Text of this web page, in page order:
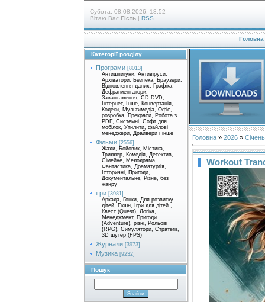
Субота, 08.08.2026, 18:52
Вітаю Вас Гість | RSS
Головна
Категорії розділу
Програми [8013]
Антишпигуни, Антивіруси,
Архіватори, Безпека, Браузери,
Відновлення даних, Графіка,
Дефрагментатори,
Завантаження, CD-DVD,
Інтернет, Інше, Конвертація,
Кодеки, Мультимедіа, Офіс,
розробка, Прекраси, Робота з
PDF, Системні, Софт для
мобілок, Утилити, файлові
менеджери, Драйвери і інше
Фільми [2556]
Жахи, Бойовик, Містика,
Триллер, Комедія, Детектив,
Сімейне, Мелодрама,
Фантастика, Драматургія,
Історичні, Пригоди,
Документальне, Різне, без
жанру
ігри [3981]
Аркада, Гонки, Для розвитку
дітей, Екшн, Ігри для дітей ,
Квест (Quest), Логіка,
Менеджмент, Пригоди
(Adventure), різні, Рольові
(RPG), Симулятори, Стратегії,
3D шутер (FPS)
Журнали [3973]
Музика [9232]
Пошук
Головна » 2026 » Січень
Workout